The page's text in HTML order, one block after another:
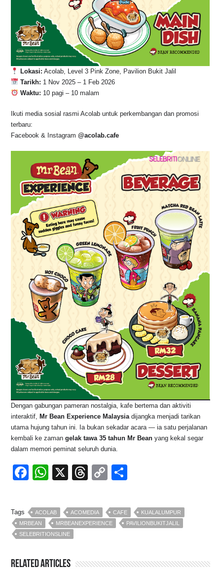
Lokasi: Acolab, Level 3 Pink Zone, Pavilion Bukit Jalil
Tarikh: 1 Nov 2025 – 1 Feb 2026
Waktu: 10 pagi – 10 malam
Ikuti media sosial rasmi Acolab untuk perkembangan dan promosi
terbaru:
Facebook & Instagram@acolab.cafe
Dengan gabungan pameran nostalgia, kafe bertema dan aktiviti
interaktif, Mr Bean Experience Malaysiadijangka menjadi tarikan
utama hujung tahun ini. Ia bukan sekadar acara — ia satu perjalanan
kembali ke zamangelak tawa 35 tahun Mr Bean yang kekal segar
dalam memori peminat seluruh dunia.
F
c
e
b
W
at
s
A
X
T
e
a
C
p
y
ar
e
Tags ACOLAB ACOMEDIA CAFE
KUALALUMPUR
MRBEAN
MRBEANEXPERIENCE
PAVILIONBUKITJALIL
SELEBRITIONSLINE
Related Articles